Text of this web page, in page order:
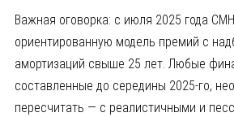
Важная оговорка: с июля 2025 года
ориентированную модель премий с
амортизаций свыше 25 лет. Любые
составленные до середины 2025-го,
пересчитать — с реалистичными и